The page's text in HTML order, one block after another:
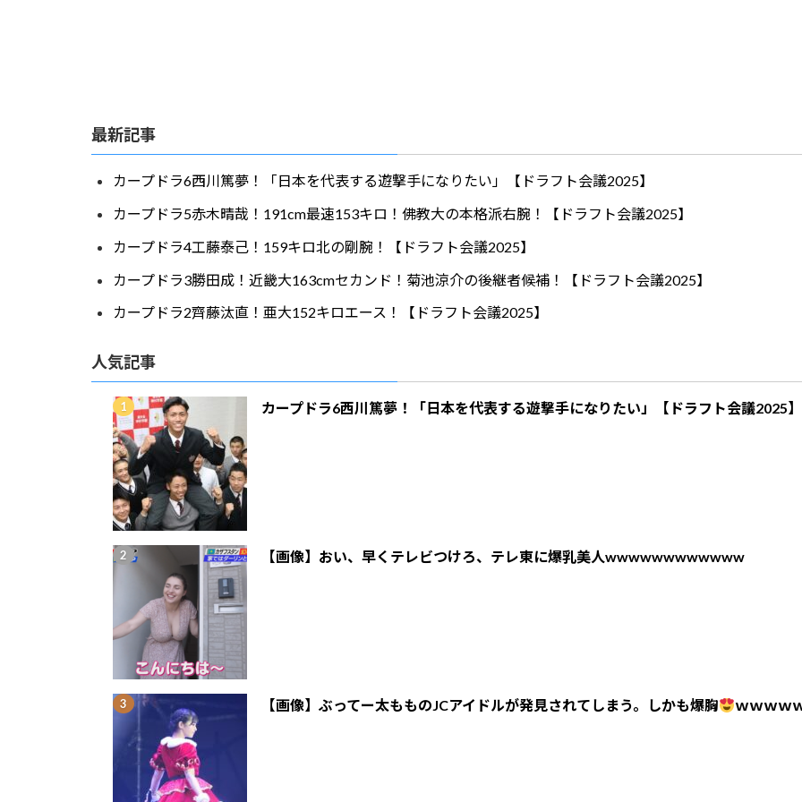
最新記事
カープドラ6西川篤夢！「日本を代表する遊撃手になりたい」【ドラフト会議2025】
カープドラ5赤木晴哉！191cm最速153キロ！佛教大の本格派右腕！【ドラフト会議2025】
カープドラ4工藤泰己！159キロ北の剛腕！【ドラフト会議2025】
カープドラ3勝田成！近畿大163cmセカンド！菊池涼介の後継者候補！【ドラフト会議2025】
カープドラ2齊藤汰直！亜大152キロエース！【ドラフト会議2025】
人気記事
カープドラ6西川篤夢！「日本を代表する遊撃手になりたい」【ドラフト会議2025】
【画像】おい、早くテレビつけろ、テレ東に爆乳美人wwwwwwwwwwww
【画像】ぶってー太もものJCアイドルが発見されてしまう。しかも爆胸 ｗｗｗｗ